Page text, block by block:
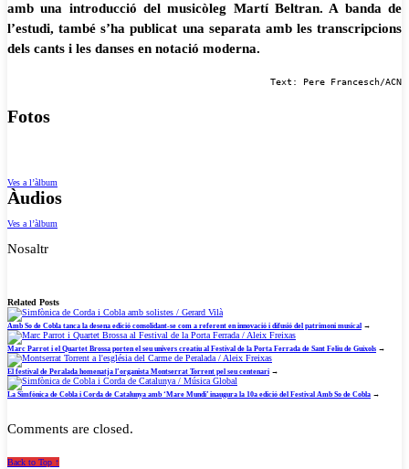
amb una introducció del musicòleg Martí Beltran. A banda de
l’estudi, també s’ha publicat una separata amb les transcripcions
dels cants i les danses en notació moderna.
Text: Pere Francesch/ACN
Fotos
Ves a l’àlbum
Àudios
Ves a l’àlbum
Nosaltr
Related Posts
Amb So de Cobla tanca la desena edició consolidant-se com a referent en innovació i difusió del patrimoni musical →
Marc Parrot i el Quartet Brossa porten el seu univers creatiu al Festival de la Porta Ferrada de Sant Feliu de Guíxols →
El festival de Peralada homenatja l’organista Montserrat Torrent pel seu centenari →
La Simfònica de Cobla i Corda de Catalunya amb ‘Mare Mundi’ inaugura la 10a edició del Festival Amb So de Cobla →
Comments are closed.
Back to Top ↑